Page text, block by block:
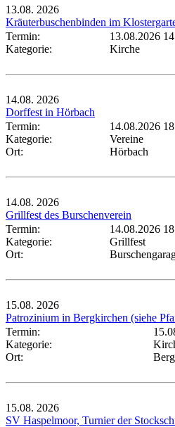
13.08. 2026
Kräuterbuschenbinden im
Termin:
13.08.2026
Kategorie:
Kirche
14.08. 2026
Dorffest in Hörbach
Termin:
14.08.2026
Kategorie:
Vereine
Ort:
Hörbach
14.08. 2026
Grillfest des Burschenverein
Termin:
14.08.2026
Kategorie:
Grillfest
Ort:
15.08. 2026
Patrozinium in Bergkirchen (siehe
Termin:
Kategorie:
Ort:
15.08. 2026
SV Haspelmoor, Turnier der